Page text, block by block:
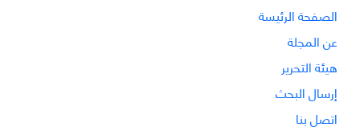
الصفحة الرئيسة
عن المجلة
هيئة التحرير
إرسال البحث
اتصل بنا